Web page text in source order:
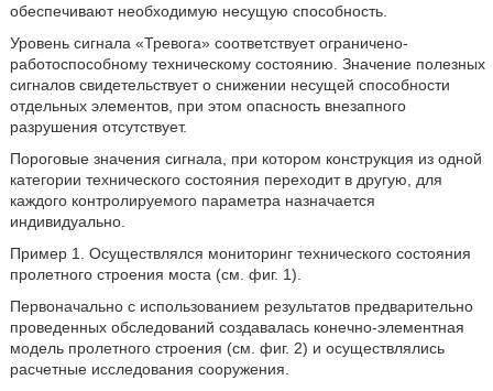
обеспечивают необходимую несущую способность.
Уровень сигнала «Тревога» соответствует ограничено-
работоспособному техническому состоянию. Значение полезных
сигналов свидетельствует о снижении несущей способности
отдельных элементов, при этом опасность внезапного
разрушения отсутствует.
Пороговые значения сигнала, при котором конструкция из одной
категории технического состояния переходит в другую, для
каждого контролируемого параметра назначается
индивидуально.
Пример 1. Осуществлялся мониторинг технического состояния
пролетного строения моста (см. фиг. 1).
Первоначально с использованием результатов предварительно
проведенных обследований создавалась конечно-элементная
модель пролетного строения (см. фиг. 2) и осуществлялись
расчетные исследования сооружения.